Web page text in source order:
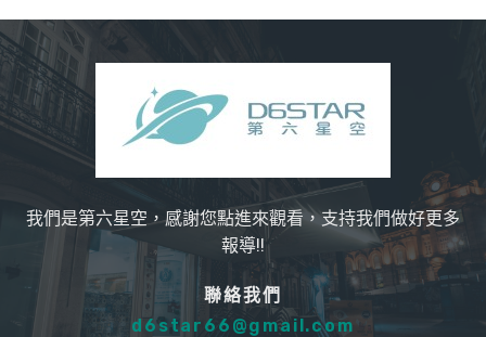
我們是第六星空，感謝您點進來觀看，支持我們做好更多
報導!!
聯絡我們
d6star66@gmail.com